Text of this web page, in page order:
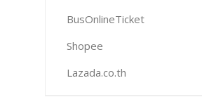
BusOnlineTicket
Shopee
Lazada.co.th